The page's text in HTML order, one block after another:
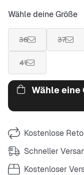
Wähle deine Größe
36 37
41
Wähle eine
Kostenlose
Schneller
Kostenloser